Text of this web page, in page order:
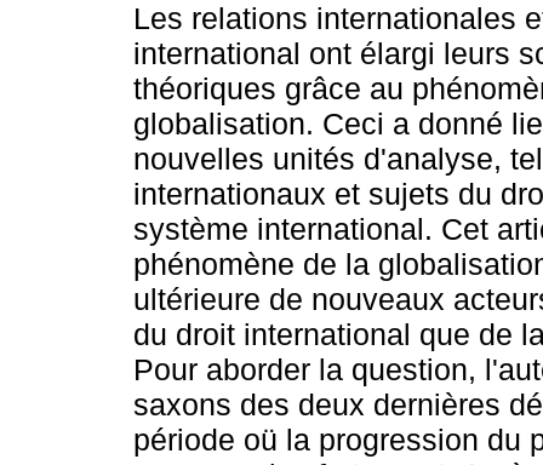
Les relations internationales
international ont élargi leurs
théoriques grâce au
globalisation. Ceci a donné
nouvelles unités d'analyse,
internationaux et sujets du
système international. Cet
phénomène de la
ultérieure de nouveaux
du droit international que de
Pour aborder la question,
saxons des deux dernières
période oü la progression du